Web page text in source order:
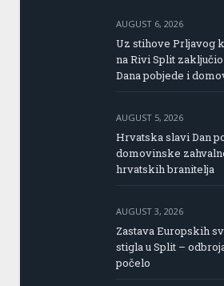
AUGUST 6, 2026
Uz stihove Prljavog
na Rivi Split
Dana pobjede i
AUGUST 5, 2026
Hrvatska slavi Dan
domovinske
hrvatskih branitelja
AUGUST 3, 2026
Zastava Europskih
stigla u Split –
počelo